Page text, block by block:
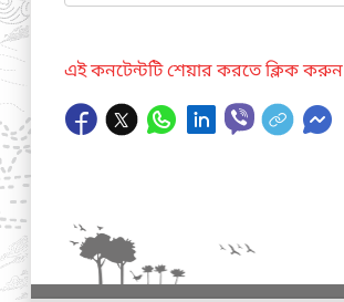
এই কনটেন্টটি শেয়ার করতে ক্লিক করুন